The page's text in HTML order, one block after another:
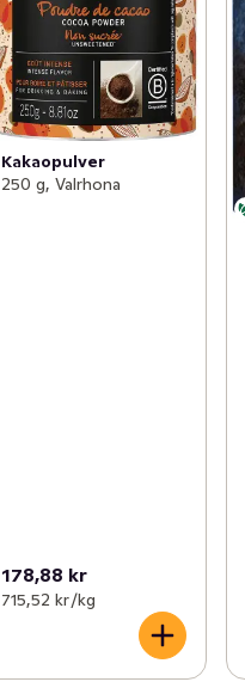
Kakaopulver
250 g, Valrhona
178,88 kr
715,52 kr /kg